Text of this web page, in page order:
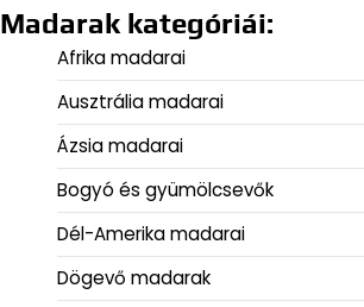
Madarak kategóriái:
Afrika madarai
Ausztrália madarai
Ázsia madarai
Bogyó és gyümölcsevők
Dél-Amerika madarai
Dögevő madarak